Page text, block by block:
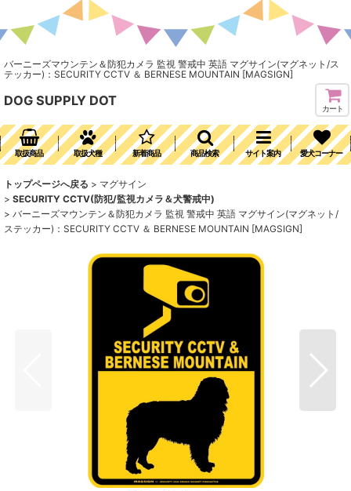
バーニーズマウンテン＆防犯カメラ 監視 警戒中 英語 マグサイン(マグネット/ス
テッカー)：SECURITY CCTV ＆ BERNESE MOUNTAIN [MAGSIGN]
DOG SUPPLY DOT
カート
取扱商品 取扱犬種 新着商品 商品検索 サイト案内 愛犬コーナー
トップページへ戻る > マグサイン
> SECURITY CCTV(防犯/監視カメラ＆犬警戒中)
> バーニーズマウンテン＆防犯カメラ 監視 警戒中 英語 マグサイン(マグネット/
ステッカー)：SECURITY CCTV ＆ BERNESE MOUNTAIN [MAGSIGN]